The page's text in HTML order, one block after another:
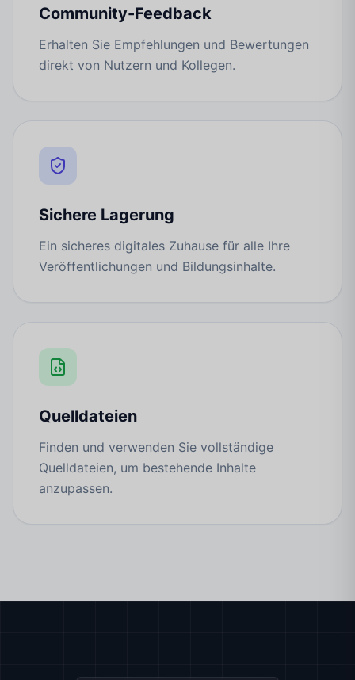
Community-Feedback
Erhalten Sie Empfehlungen und Bewertungen
direkt von Nutzern und Kollegen.
Sichere Lagerung
Ein sicheres digitales Zuhause für alle Ihre
Veröffentlichungen und Bildungsinhalte.
Quelldateien
Finden und verwenden Sie vollständige
Quelldateien, um bestehende Inhalte
anzupassen.